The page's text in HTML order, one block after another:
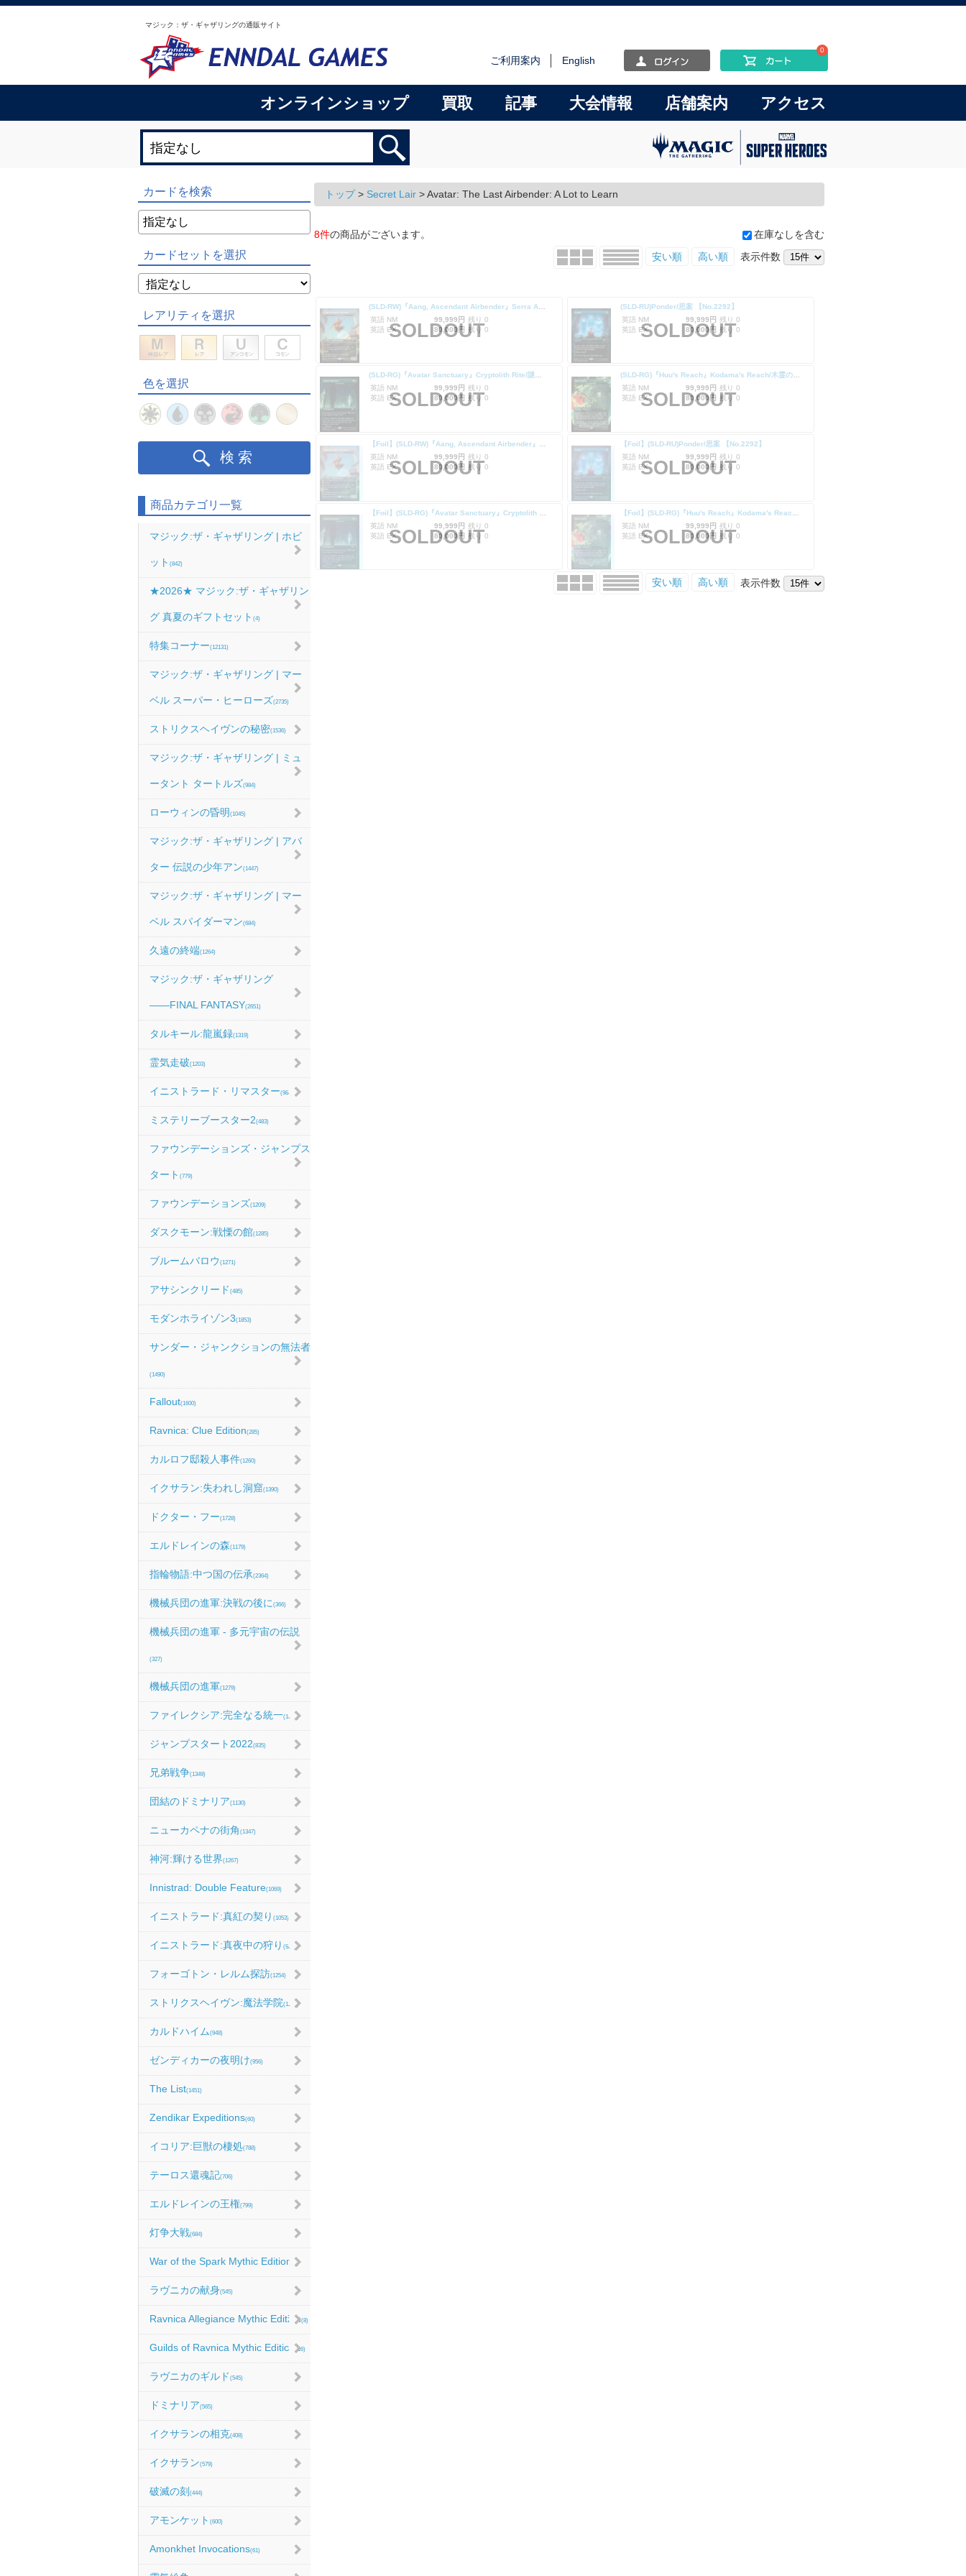
マジック：ザ・ギャザリングの通販サイト
ご利用案内 English
0
オンラインショップ 買取 記事 大会情報 店舗案内 アクセス
カードを検索
カードセットを選択
レアリティを選択
色を選択
検索
商品カテゴリ一覧
マジック:ザ・ギャザリング | ホビ
ット (842)
★2026★ マジック:ザ・ギャザリン
グ 真夏のギフトセット (4)
特集コーナー(12131)
マジック:ザ・ギャザリング | マー
ベル スーパー・ヒーローズ(2735)
ストリクスヘイヴンの秘密(1536)
マジック:ザ・ギャザリング | ミュ
ータント タートルズ(984)
ローウィンの昏明 (1045)
マジック:ザ・ギャザリング | アバ
ター 伝説の少年アン(1447)
マジック:ザ・ギャザリング | マー
ベル スパイダーマン(684)
久遠の終端(1264)
マジック:ザ・ギャザリング
――FINAL FANTASY(2651)
タルキール:龍嵐録(1319)
霊気走破(1203)
イニストラード・リマスター(984)
ミステリーブースター2(483)
ファウンデーションズ・ジャンプス
タート (779)
ファウンデーションズ(1209)
ダスクモーン:戦慄の館(1285)
ブルームバロウ (1271)
アサシンクリード (485)
モダンホライゾン3(1853)
サンダー・ジャンクションの無法者
(1490)
Fallout(1600)
Ravnica: Clue Edition(285)
カルロフ邸殺人事件(1260)
イクサラン:失われし洞窟(1390)
ドクター・フー(1728)
エルドレインの森(1179)
指輪物語:中つ国の伝承(2364)
機械兵団の進軍:決戦の後に (366)
機械兵団の進軍 - 多元宇宙の伝説
(327)
機械兵団の進軍(1279)
ファイレクシア:完全なる統一(1067)
ジャンプスタート2022(835)
兄弟戦争(1349)
団結のドミナリア(1130)
ニューカペナの街角 (1347)
神河:輝ける世界(1267)
Innistrad: Double Feature(1069)
イニストラード:真紅の契り (1053)
イニストラード:真夜中の狩り (986)
フォーゴトン・レルム探訪(1254)
ストリクスヘイヴン:魔法学院(1214)
カルドハイム (948)
ゼンディカーの夜明け(956)
The List(1451)
Zendikar Expeditions(60)
イコリア:巨獣の棲処(788)
テーロス還魂記(706)
エルドレインの王権(799)
灯争大戦(684)
War of the Spark Mythic Edition (9)
ラヴニカの献身(545)
Ravnica Allegiance Mythic Edition(8)
Guilds of Ravnica Mythic Edition(16)
ラヴニカのギルド (545)
ドミナリア(565)
イクサランの相克(408)
イクサラン(579)
破滅の刻 (444)
アモンケット (600)
Amonkhet Invocations(61)
トップ> Secret Lair > Avatar: The Last Airbender: A Lot to Learn
8件の商品がございます。
在庫なしを含む
安い順
高い順 表示件数
英語 NM
99,999円 残り 0
英語 EX
80,000円 残り 0
SOLDOUT
(SLD-RU)Ponder/思案 【No.2292】
英語 NM
99,999円 残り 0
英語 EX
80,000円 残り 0
SOLDOUT
(SLD-RG)『Avatar Sanctuary』Cryptolith Rite/謎の石の儀式 【No.2293】
英語 NM
99,999円 残り 0
英語 EX
80,000円 残り 0
SOLDOUT
(SLD-RG)『Huu's Reach』Kodama's Reach/木霊の手の内 【No.2294】
英語 NM
99,999円 残り 0
英語 EX
80,000円 残り 0
SOLDOUT
英語 NM
99,999円 残り 0
英語 EX
80,000円 残り 0
SOLDOUT
【Foil】(SLD-RU)Ponder/思案 【No.2292】
英語 NM
99,999円 残り 0
英語 EX
80,000円 残り 0
SOLDOUT
英語 NM
99,999円 残り 0
英語 EX
80,000円 残り 0
SOLDOUT
英語 NM
99,999円 残り 0
英語 EX
80,000円 残り 0
SOLDOUT
安い順 高い順 表示件数